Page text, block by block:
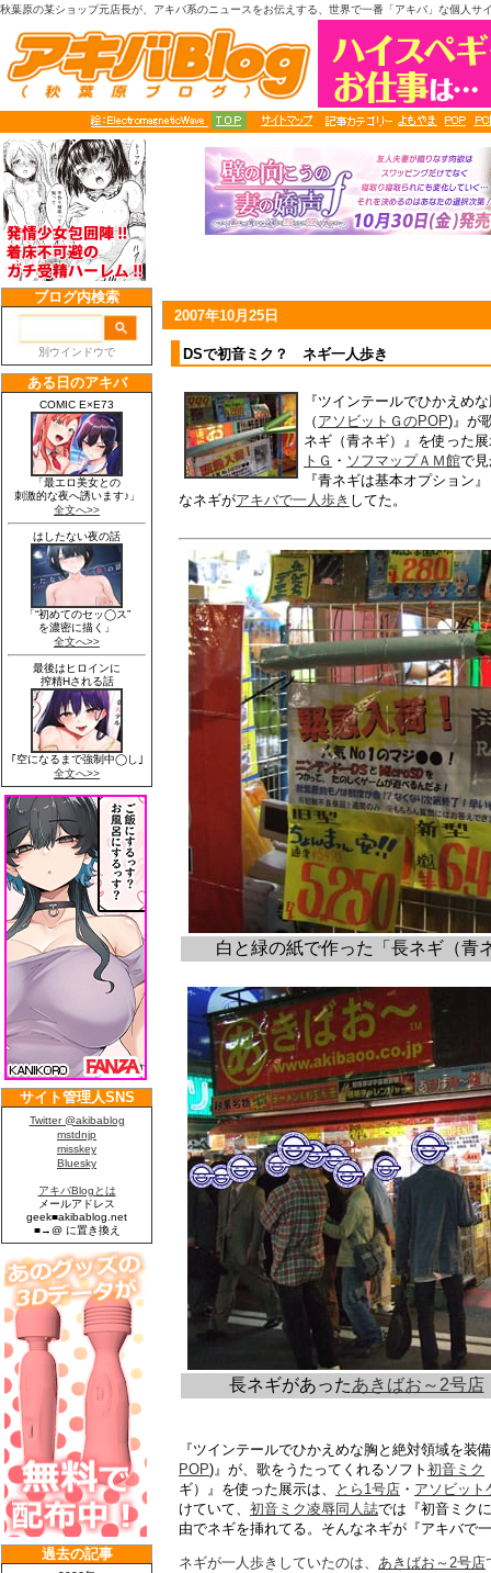
秋葉原の某ショップ元店長が、アキバ系のニュースをお伝えする、世界で一番「アキバ」な個人サ
2007年10月25日
DSで初音ミク？ ネギ一人歩き
『ツインテールでひかえめ
（ アソビットＧのPOP)』が
ネギ（青ネギ）』を使った
トＧ ・ ソフマップＡＭ館で
『青ネギは基本オプション
なネギがアキバで一人歩き してた。
白と緑の紙で作った「長ネギ（青
長ネギがあったあきばお～2号店
『ツインテールでひかえめな胸と絶対領域を装
POP)』が、歌をうたってくれるソフト 初音ミク
ギ）』を使った展示は、
とら1号店 ・ アソビット
けていて、 初音ミク凌辱同人誌では『初音ミク
由でネギを挿れてる。そんなネギが『アキバで
ネギが一人歩きしていたのは、 あきばお～2号店